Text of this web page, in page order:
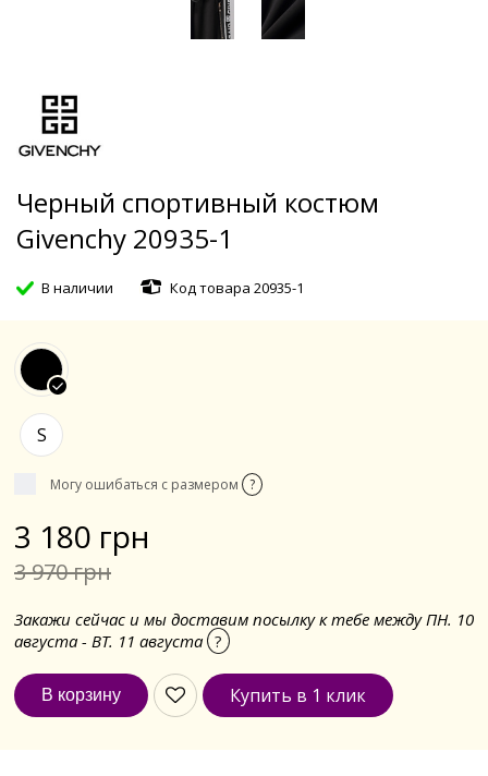
Черный спортивный костюм
Givenchy 20935-1
В наличии Код товара 20935-1
S
Могу ошибаться с размером ?
3 180 грн
3 970 грн
Закажи сейчас и мы доставим посылку к тебе между ПН. 10
августа - ВТ. 11 августа ?
Купить в 1 клик